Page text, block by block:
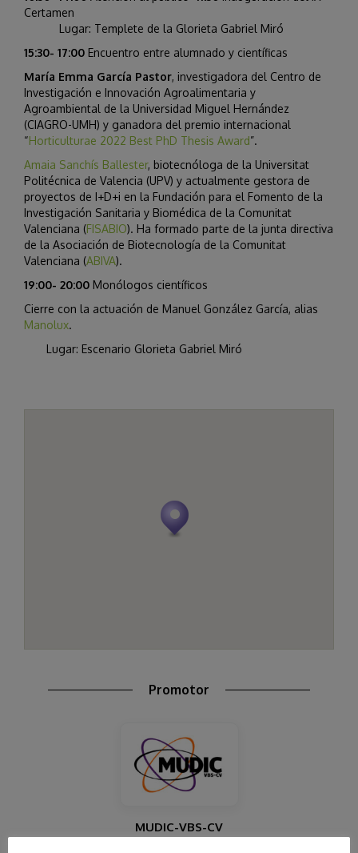
Certamen
Lugar: Templete de la Glorieta Gabriel Miró
15:30- 17:00 Encuentro entre alumnado y científicas
María Emma García Pastor, investigadora del Centro de
Investigación e Innovación Agroalimentaria y
Agroambiental de la Universidad Miguel Hernández
(CIAGRO-UMH) y ganadora del premio internacional
“Horticulturae 2022 Best PhD Thesis Award”.
Amaia Sanchís Ballester, biotecnóloga de la Universitat
Politécnica de Valencia (UPV) y actualmente gestora de
proyectos de I+D+i en la Fundación para el Fomento de la
Investigación Sanitaria y Biomédica de la Comunitat
Valenciana (FISABIO). Ha formado parte de la junta directiva
de la Asociación de Biotecnología de la Comunitat
Valenciana (ABIVA).
19:00- 20:00 Monólogos científicos
Cierre con la actuación de Manuel González García, alias
Manolux.
Lugar: Escenario Glorieta Gabriel Miró
Promotor
MUDIC-VBS-CV